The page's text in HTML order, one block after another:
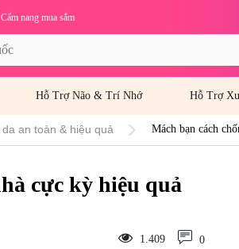
Cẩm nang mua sắm
Hỗ Trợ Não & Trí Nhớ Hỗ Trợ
an toàn & hiệu quả Mách bạn cách
cực kỳ hiệu quả
1.409 0